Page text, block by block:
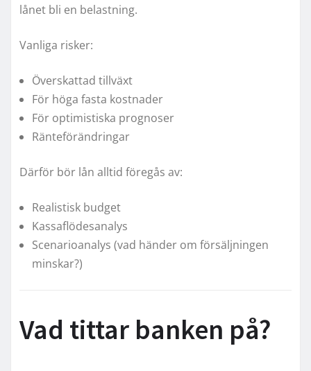
lånet bli en belastning.
Vanliga risker:
Överskattad tillväxt
För höga fasta kostnader
För optimistiska prognoser
Ränteförändringar
Därför bör lån alltid föregås av:
Realistisk budget
Kassaflödesanalys
Scenarioanalys (vad händer om försäljningen
minskar?)
Vad tittar banken på?